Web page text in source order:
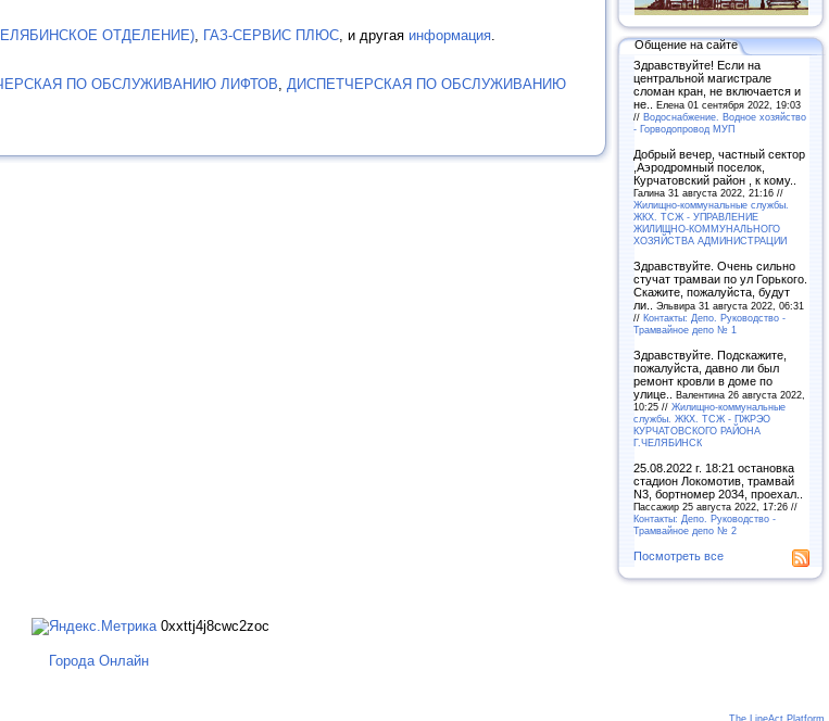
ОТДЕЛЕНИЕ), ГАЗ-СЕРВИС ПЛЮС, и другая информация.
ПО ОБСЛУЖИВАНИЮ ЛИФТОВ, ДИСПЕТЧЕРСКАЯ ПО ОБСЛУЖИВАНИЮ
Общение на сайте
Здравствуйте! Если на
центральной магистрале
сломан кран, не включается и
не.. Елена 01 сентября 2022, 19:03
// Водоснабжение. Водное хозяйство
- Горводопровод МУП
Добрый вечер, частный сектор
,Аэродромный поселок,
Курчатовский район , к кому..
Галина 31 августа 2022, 21:16 //
Жилищно-коммунальные службы.
ЖКХ. ТСЖ - УПРАВЛЕНИЕ
ЖИЛИЩНО-КОММУНАЛЬНОГО
ХОЗЯЙСТВА АДМИНИСТРАЦИИ
Здравствуйте. Очень сильно
стучат трамваи по ул Горького.
Скажите, пожалуйста, будут
ли.. Эльвира 31 августа 2022, 06:31
// Контакты: Депо. Руководство -
Трамвайное депо № 1
Здравствуйте. Подскажите,
пожалуйста, давно ли был
ремонт кровли в доме по
улице.. Валентина 26 августа 2022,
10:25 // Жилищно-коммунальные
службы. ЖКХ. ТСЖ - ПЖРЭО
КУРЧАТОВСКОГО РАЙОНА
Г.ЧЕЛЯБИНСК
25.08.2022 г. 18:21 остановка
стадион Локомотив, трамвай
N3, бортномер 2034, проехал..
Пассажир 25 августа 2022, 17:26 //
Контакты: Депо. Руководство -
Трамвайное депо № 2
Посмотреть все
0xxttj4j8cwc2zoc
Города Онлайн
The LineAct Platform